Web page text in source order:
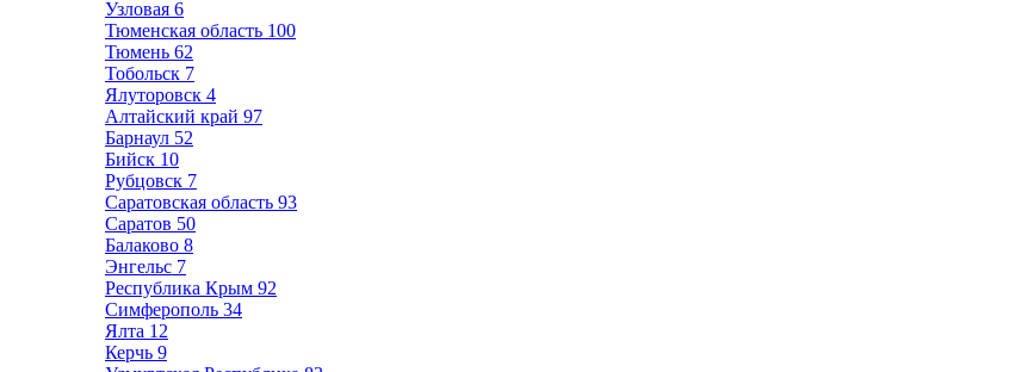
Узловая 6
Тюменская область 100
Тюмень 62
Тобольск 7
Ялуторовск 4
Алтайский край 97
Барнаул 52
Бийск 10
Рубцовск 7
Саратовская область 93
Саратов 50
Балаково 8
Энгельс 7
Республика Крым 92
Симферополь 34
Ялта 12
Керчь 9